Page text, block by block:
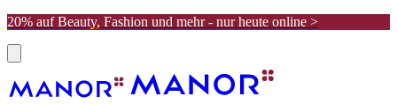
20% auf Beauty, Fashion und mehr - nur heute online >